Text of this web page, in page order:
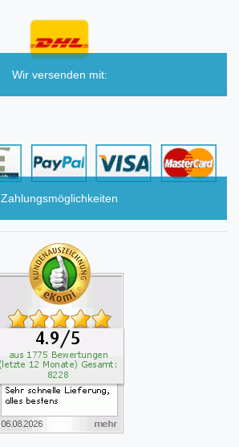
Wir versenden mit:
Zahlungsmöglichkeiten